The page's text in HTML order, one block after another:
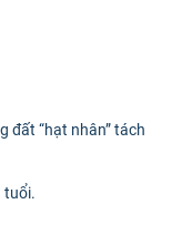
đất “hạt nhân” tách
tuổi.